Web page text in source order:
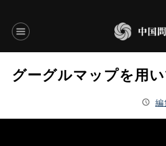
言語別アーカイブ
JAPANESE
グーグルマップを用
編